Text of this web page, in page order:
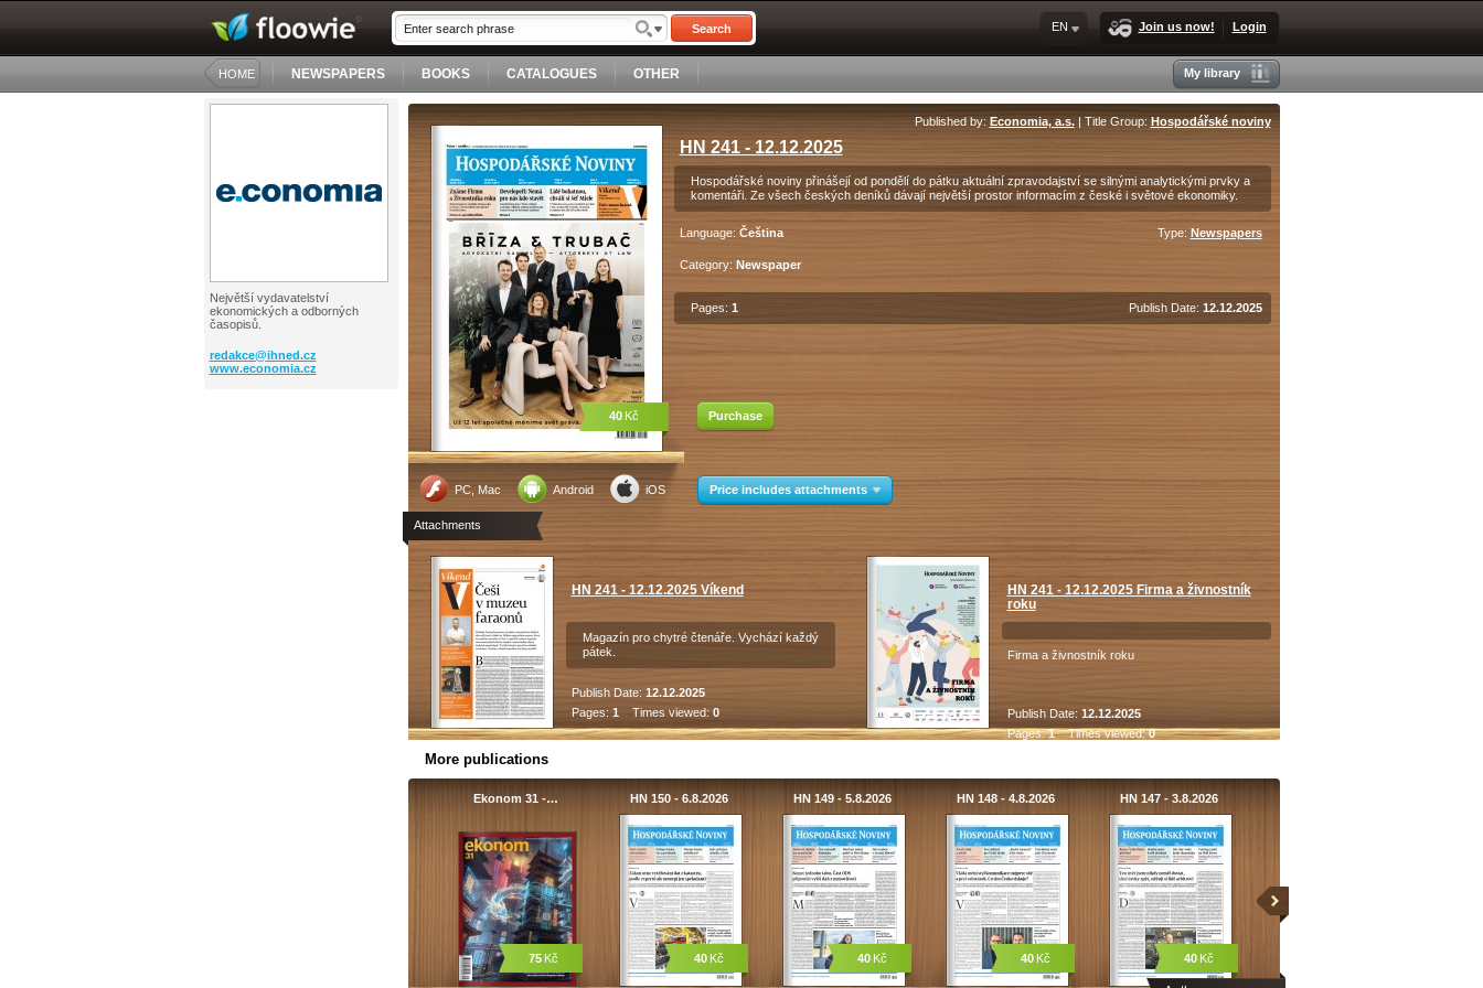
Search Join us now! Login
EN
HOME NEWSPAPERS BOOKS CATALOGUES OTHER My library
Největší vydavatelství
ekonomických a odborných
časopisů.
redakce@ihned.cz
www.economia.cz
PC, Mac Android iOS
40 Kč
Published by: Economia, a.s.| Title Group: Hospodářské noviny
HN 241 - 12.12.2025
Hospodářské noviny přinášejí od pondělí do pátku aktuální zpravodajství se silnými analytickými prvky a
komentáři. Ze všech českých deníků dávají největší prostor informacím z české i světové ekonomiky.
Language: Čeština Type: Newspapers
Category: Newspaper
Pages: 1 Publish Date: 12.12.2025
Purchase
Price includes attachments
Attachments
HN 241 - 12.12.2025 Víkend
Magazín pro chytré čtenáře. Vychází každý
pátek.
Publish Date: 12.12.2025
Pages: 1 Times viewed: 0
HN 241 - 12.12.2025 Firma a živnostník
roku
Firma a živnostník roku
Publish Date: 12.12.2025
Pages:1Times viewed:0
More publications
Ekonom 31 -…
75 Kč
HN 150 - 6.8.2026
40 Kč
HN 149 - 5.8.2026
40 Kč
HN 148 - 4.8.2026
40 Kč
HN 147 - 3.8.2026
40 Kč